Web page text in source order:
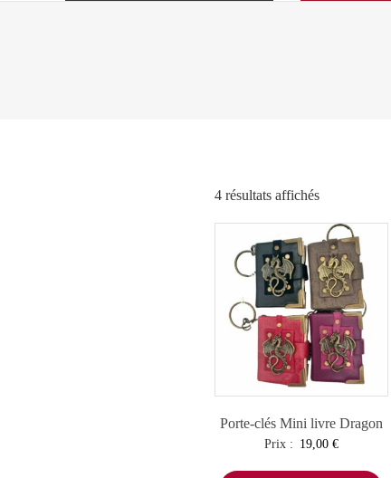
4 résultats affichésTrié
par
popularité
Porte-clés Mini livre Dragon
Prix : 19,00 €